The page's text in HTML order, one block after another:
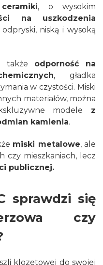
ceramiki, o wysokim
na uszkodzenia
niską i wysoką
także odporność na
, gładka
w czystości. Miski
materiałów, można
modele z
kamienia.
miski metalowe, ale
czy mieszkaniach, lecz
publicznej.
sprawdzi się
czy
klozetowej do swojej